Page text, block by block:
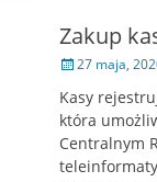
Zakup
Opublikowano
27 maja,
Kasy
która
Centralnym